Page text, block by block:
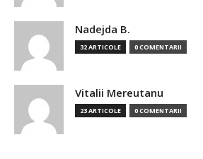
Nadejda B.
32 ARTICOLE 0 COMENTARII
Vitalii Mereutanu
23 ARTICOLE 0 COMENTARII